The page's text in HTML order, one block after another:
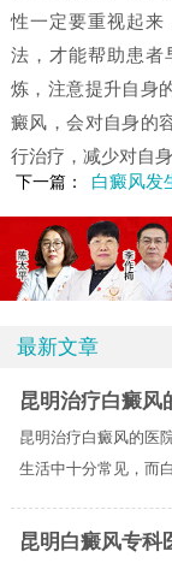
性一定要重视起来
法，才能帮助患者
炼，注意提升自身
癜风，会对自身的
行治疗，减少对自
下一篇： 白癜风发
最新文章
昆明治疗白癜风
昆明治疗白癜风的医
生活中十分常见，而
昆明白癜风专科